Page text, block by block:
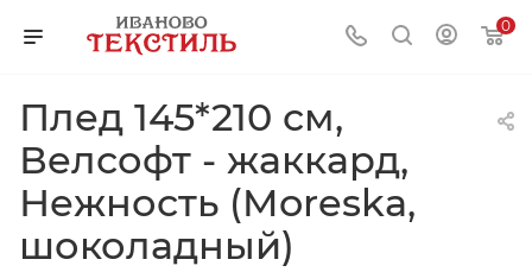
0
Плед 145*210 см,
Велсофт - жаккард,
Нежность (Moreska,
шоколадный)